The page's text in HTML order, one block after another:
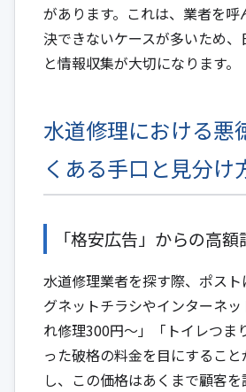
があります。これは、業者を
決できないケースが多いため
と情報収集が大切になります。
水道修理における悪
くある手口と見分け
「格安広告」からの高
水道修理業者を探す際、ポス
グネットチラシやインターネ
れ修理300円〜」「トイレつま
った破格の料金を目にするこ
し、この価格はあくまで顧客